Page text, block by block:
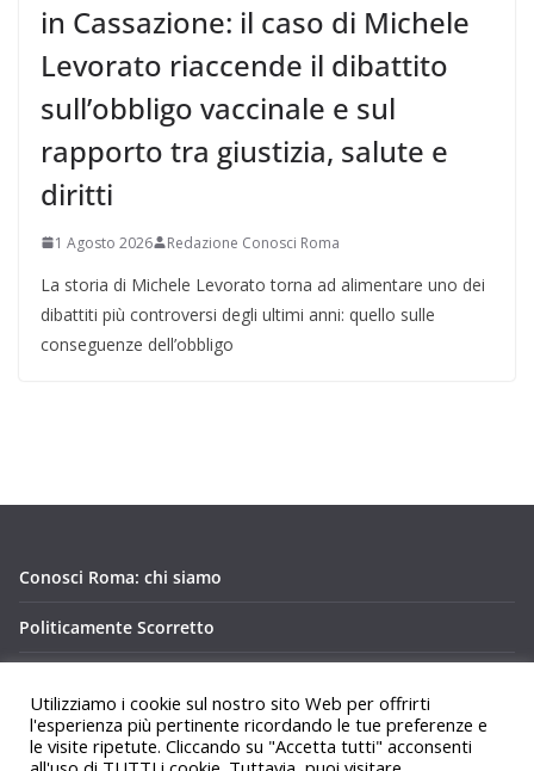
in Cassazione: il caso di Michele
Levorato riaccende il dibattito
sull’obbligo vaccinale e sul
rapporto tra giustizia, salute e
diritti
1 Agosto 2026 Redazione Conosci Roma
La storia di Michele Levorato torna ad alimentare uno dei
dibattiti più controversi degli ultimi anni: quello sulle
conseguenze dell’obbligo
Conosci Roma: chi siamo
Politicamente Scorretto
Utilizziamo i cookie sul nostro sito Web per offrirti
l'esperienza più pertinente ricordando le tue preferenze e
le visite ripetute. Cliccando su "Accetta tutti" acconsenti